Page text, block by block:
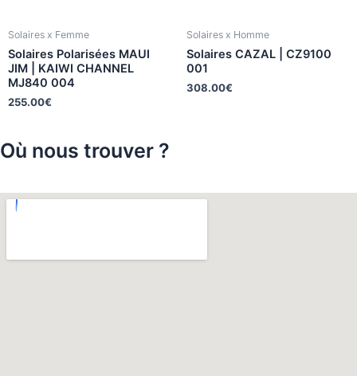
Solaires x Femme
Solaires Polarisées MAUI
JIM | KAIWI CHANNEL
MJ840 004
255.00€
Solaires x Homme
Solaires CAZAL | CZ9100
001
308.00€
Où nous trouver ?